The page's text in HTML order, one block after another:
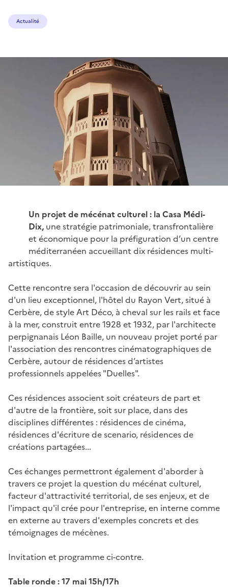
Actualité
Un projet de mécénat culturel : la Casa Médi-
Dix, une stratégie patrimoniale, transfrontalière
et économique pour la préfiguration d’un centre
méditerranéen accueillant dix résidences multi-
artistiques.
Cette rencontre sera l'occasion de découvrir au sein
d'un lieu exceptionnel, l'hôtel du Rayon Vert, situé à
Cerbère, de style Art Déco, à cheval sur les rails et face
à la mer, construit entre 1928 et 1932, par l'architecte
perpignanais Léon Baille, un nouveau projet porté par
l'association des rencontres cinématographiques de
Cerbère, autour de résidences d’artistes
professionnels appelées "Duelles".
Ces résidences associent soit créateurs de part et
d'autre de la frontière, soit sur place, dans des
disciplines différentes : résidences de cinéma,
résidences d'écriture de scenario, résidences de
créations partagées...
Ces échanges permettront également d'aborder à
travers ce projet la question du mécénat culturel,
facteur d'attractivité territorial, de ses enjeux, et de
l'impact qu'il crée pour l'entreprise, en interne comme
en externe au travers d'exemples concrets et des
témoignages de mécènes.
Invitation et programme ci-contre.
Table ronde : 17 mai 15h/17h